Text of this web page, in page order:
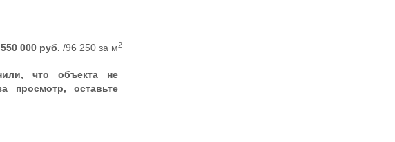
000 руб. /96 250 за м2
что объекта не
просмотр, оставьте